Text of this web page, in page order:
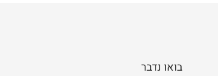
בואו נדבר